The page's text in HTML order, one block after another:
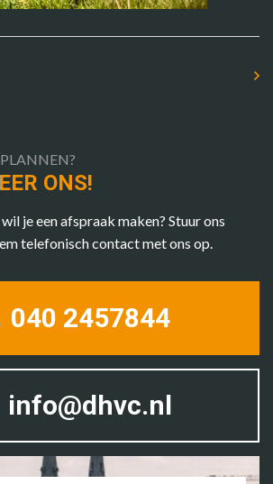
ONS!
je een afspraak maken? Stuur ons
telefonisch contact met ons op.
040 2457844
info@dhvc.nl